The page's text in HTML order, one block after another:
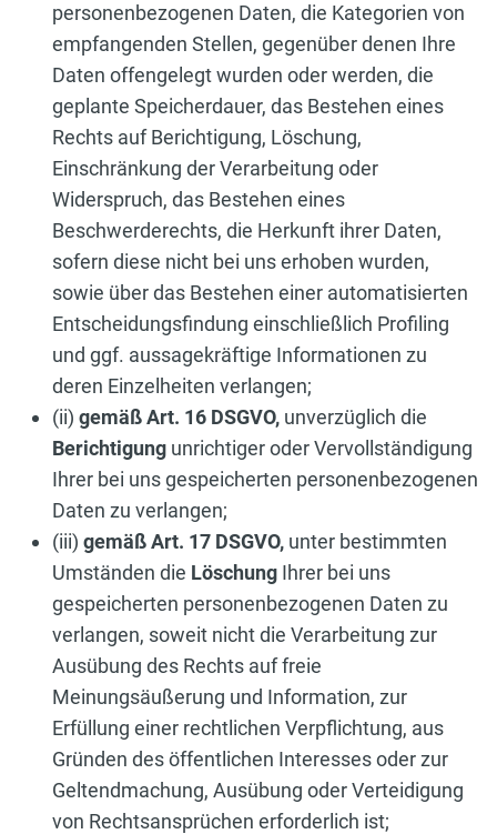
personenbezogenen Daten, die Kategorien von
empfangenden Stellen, gegenüber denen Ihre
Daten offengelegt wurden oder werden, die
geplante Speicherdauer, das Bestehen eines
Rechts auf Berichtigung, Löschung,
Einschränkung der Verarbeitung oder
Widerspruch, das Bestehen eines
Beschwerderechts, die Herkunft ihrer Daten,
sofern diese nicht bei uns erhoben wurden,
sowie über das Bestehen einer automatisierten
Entscheidungsfindung einschließlich Profiling
und ggf. aussagekräftige Informationen zu
deren Einzelheiten verlangen;
(ii) gemäß Art. 16 DSGVO, unverzüglich die
Berichtigung unrichtiger oder Vervollständigung
Ihrer bei uns gespeicherten personenbezogenen
Daten zu verlangen;
(iii) gemäß Art. 17 DSGVO, unter bestimmten
Umständen die Löschung Ihrer bei uns
gespeicherten personenbezogenen Daten zu
verlangen, soweit nicht die Verarbeitung zur
Ausübung des Rechts auf freie
Meinungsäußerung und Information, zur
Erfüllung einer rechtlichen Verpflichtung, aus
Gründen des öffentlichen Interesses oder zur
Geltendmachung, Ausübung oder Verteidigung
von Rechtsansprüchen erforderlich ist;